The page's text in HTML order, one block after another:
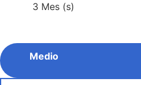
3 Mes (s)
Medio